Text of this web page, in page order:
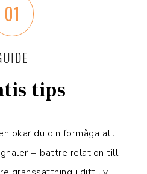
01
tips
ökar du din förmåga att
= bättre relation till